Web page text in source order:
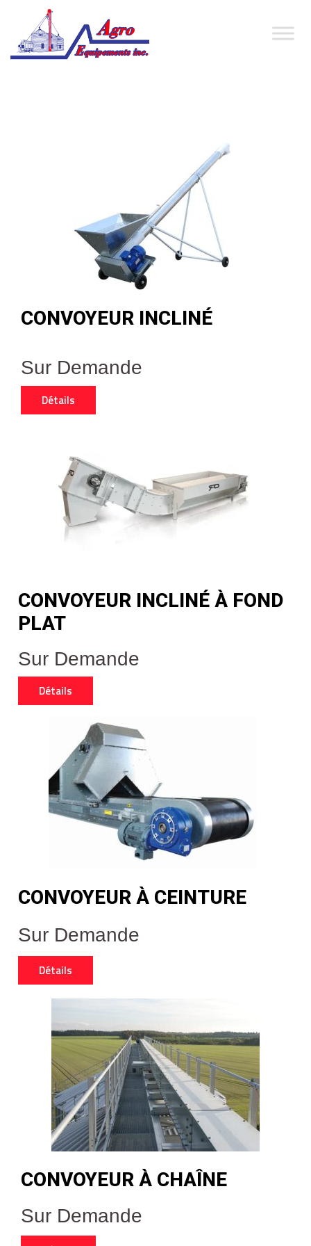
CONVOYEUR INCLINÉ
Sur Demande
Détails
CONVOYEUR INCLINÉ À FOND
PLAT
Sur Demande
Détails
CONVOYEUR À CEINTURE
Sur Demande
Détails
CONVOYEUR À CHAÎNE
Sur Demande